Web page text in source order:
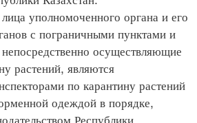
уполномоченного органа и его
с пограничными пунктами и
осуществляющие
растений, являются
по карантину растений
одеждой в порядке,
Республики